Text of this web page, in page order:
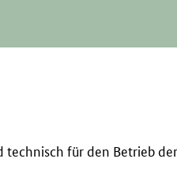
für den Betrieb